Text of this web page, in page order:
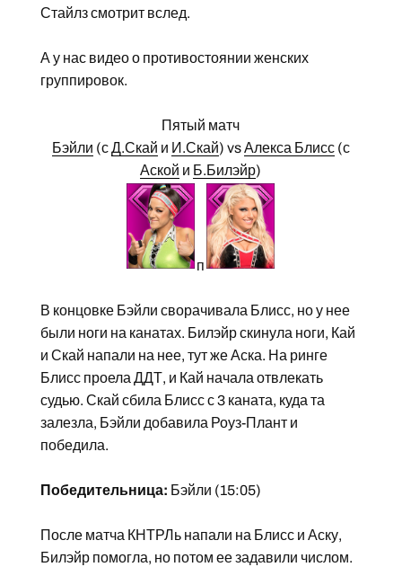
Стайлз смотрит вслед.
А у нас видео о противостоянии женских
группировок.
Пятый матч
Бэйли (сД.Скай и И.Скай) vsАлекса Блисс(с
Аской и Б.Билэйр)
п
В концовке Бэйли сворачивала Блисс, но у нее
были ноги на канатах. Билэйр скинула ноги, Кай
и Скай напали на нее, тут же Аска. На ринге
Блисс проела ДДТ, и Кай начала отвлекать
судью. Скай сбила Блисс с 3 каната, куда та
залезла, Бэйли добавила Роуз-Плант и
победила.
Победительница: Бэйли (15:05)
После матча КНТРЛь напали на Блисс и Аску,
Билэйр помогла, но потом ее задавили числом.